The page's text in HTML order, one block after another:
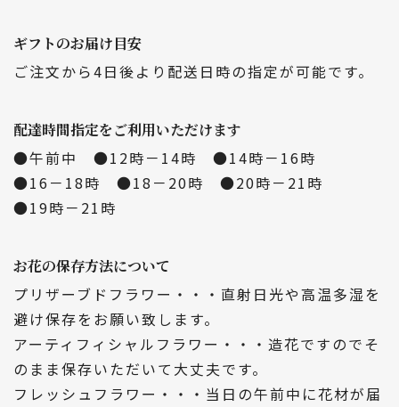
ギフトのお届け目安
ご注文から4日後より配送日時の指定が可能です。
配達時間指定をご利用いただけます
●午前中 ●12時－14時 ●14時－16時
●16－18時 ●18－20時 ●20時－21時
●19時－21時
お花の保存方法について
プリザーブドフラワー・・・直射日光や高温多湿を
避け保存をお願い致します。
アーティフィシャルフラワー・・・造花ですのでそ
のまま保存いただいて大丈夫です。
フレッシュフラワー・・・当日の午前中に花材が届